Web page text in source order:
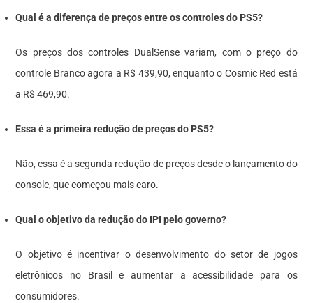
Qual é a diferença de preços entre os controles do PS5?
Os preços dos controles DualSense variam, com o preço do
controle Branco agora a R$ 439,90, enquanto o Cosmic Red está
a R$ 469,90.
Essa é a primeira redução de preços do PS5?
Não, essa é a segunda redução de preços desde o lançamento do
console, que começou mais caro.
Qual o objetivo da redução do IPI pelo governo?
O objetivo é incentivar o desenvolvimento do setor de jogos
eletrônicos no Brasil e aumentar a acessibilidade para os
consumidores.